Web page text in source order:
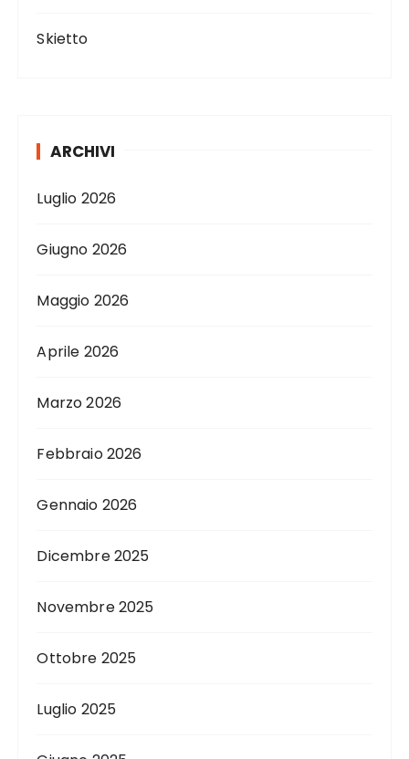
Skietto
ARCHIVI
Luglio 2026
Giugno 2026
Maggio 2026
Aprile 2026
Marzo 2026
Febbraio 2026
Gennaio 2026
Dicembre 2025
Novembre 2025
Ottobre 2025
Luglio 2025